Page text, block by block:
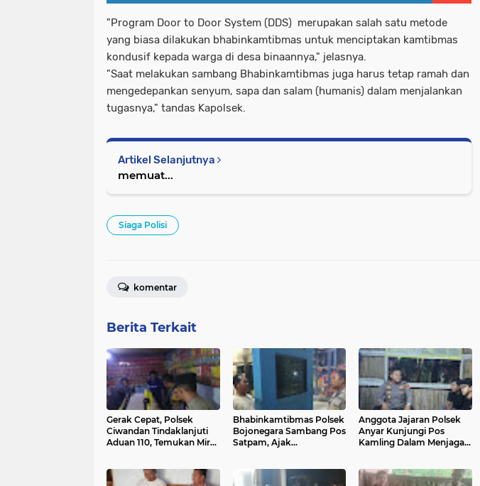
"Program Door to Door System (DDS) merupakan salah satu metode
yang biasa dilakukan bhabinkamtibmas untuk menciptakan kamtibmas
kondusif kepada warga di desa binaannya," jelasnya.
"Saat melakukan sambang Bhabinkamtibmas juga harus tetap ramah dan
mengedepankan senyum, sapa dan salam (humanis) dalam menjalankan
tugasnya," tandas Kapolsek.
Artikel Selanjutnya
memuat...
Siaga Polisi
komentar
Berita Terkait
Gerak Cepat, Polsek
Ciwandan Tindaklanjuti
Aduan 110, Temukan Miras
Bhabinkamtibmas Polsek
Bojonegara Sambang Pos
Satpam, Ajak
Layanan 110
Anggota Jajaran Polsek
Anyar Kunjungi Pos
Kamling Dalam Menjaga